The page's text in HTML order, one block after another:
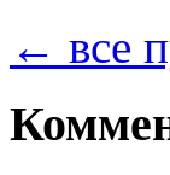
← все